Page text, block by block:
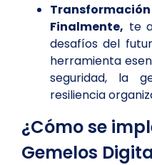
Finalmente, te
desafíos del
herramienta
seguridad, la
resiliencia
¿Cómo se
Gemelos